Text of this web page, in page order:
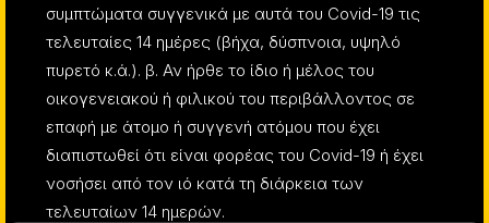
συμπτώματα συγγενικά με αυτά του Covid-19 τις
τελευταίες 14 ημέρες (βήχα, δύσπνοια, υψηλό
πυρετό κ.ά.). β. Αν ήρθε το ίδιο ή μέλος του
οικογενειακού ή φιλικού του περιβάλλοντος σε
επαφή με άτομο ή συγγενή ατόμου που έχει
διαπιστωθεί ότι είναι φορέας του Covid-19 ή έχει
νοσήσει από τον ιό κατά τη διάρκεια των
τελευταίων 14 ημερών.